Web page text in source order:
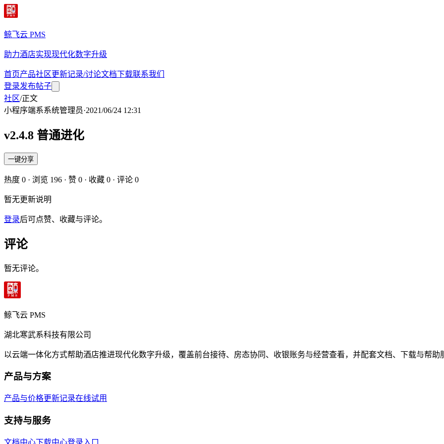
鲸飞云 PMS
助力酒店实现现代化数字升级
首页产品社区更新记录/讨论文档下载联系我们
登录发布帖子
社区/正文
小程序端系系统管理员·2021/06/24 12:31
v2.4.8 普通进化
一键分享
热度 0 · 浏览 196 · 赞 0 · 收藏 0 · 评论 0
暂无更新说明
登录后可点赞、收藏与评论。
评论
暂无评论。
鲸飞云 PMS
湖北寒武系科技有限公司
以云端一体化方式帮助酒店推进现代化数字升级，覆盖前台接待、房态协同、收银账务与经营查看，并配套文档、下载与帮助
产品与方案
产品与价格更新记录在线试用
支持与服务
文档中心下载中心登录入口